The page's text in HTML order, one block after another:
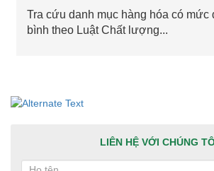
Tra cứu danh mục hàng hóa có mức
bình theo Luật Chất lượng...
LIÊN HỆ VỚI CHÚNG